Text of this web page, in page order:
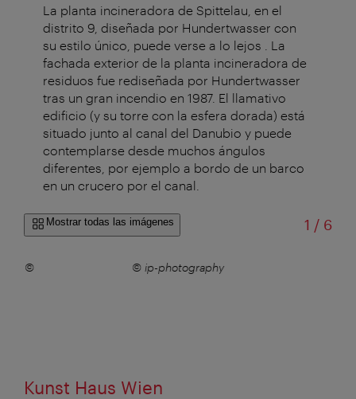
La planta incineradora de Spittelau, en el
distrito 9, diseñada por Hundertwasser con
su estilo único, puede verse a lo lejos . La
fachada exterior de la planta incineradora de
residuos fue rediseñada por Hundertwasser
tras un gran incendio en 1987. El llamativo
edificio (y su torre con la esfera dorada) está
situado junto al canal del Danubio y puede
contemplarse desde muchos ángulos
diferentes, por ejemplo a bordo de un barco
en un crucero por el canal.
Mostrar todas las imágenes 1 /de
6
© © ip-photography
Kunst Haus Wien